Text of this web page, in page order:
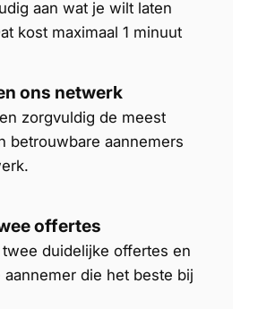
aan wat je wilt laten
kost maximaal 1 minuut
ons netwerk
zorgvuldig de meest
betrouwbare aannemers
offertes
duidelijke offertes en
die het beste bij